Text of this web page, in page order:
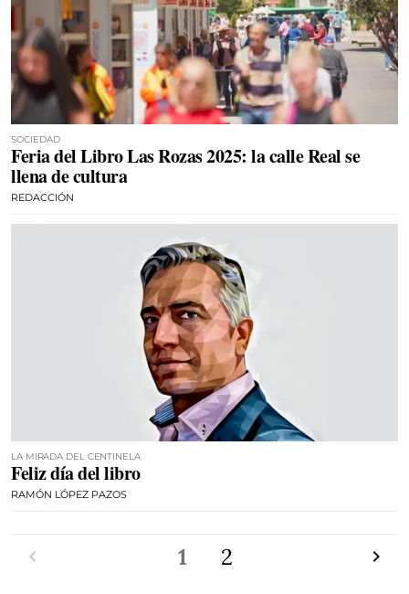
SOCIEDAD
Feria del Libro Las Rozas 2025: la calle Real se
llena de cultura
REDACCIÓN
LA MIRADA DEL CENTINELA
Feliz día del libro
RAMÓN LÓPEZ PAZOS
1 2